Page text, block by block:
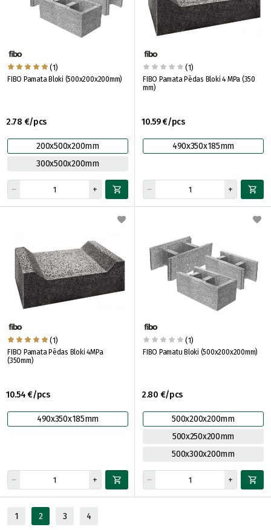
(1)
FIBO Pamata Bloki (500x200x200mm)
2.78 €/pcs
200x500x200mm
300x500x200mm
(1)
FIBO Pamata Pēdas Bloki 4 MPa (350
mm)
10.59 €/pcs
490x350x185mm
(1)
FIBO Pamata Pēdas Bloki 4MPa
(350mm)
10.54 €/pcs
490x350x185mm
(1)
FIBO Pamatu Bloki (500x200x200mm)
2.80 €/pcs
500x200x200mm
500x250x200mm
500x300x200mm
1 2 3 4